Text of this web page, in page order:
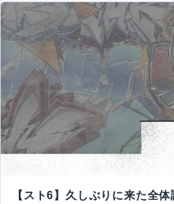
【スト6】久しぶりに来た全